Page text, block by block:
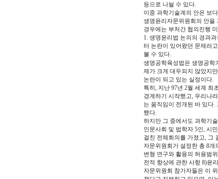
등으로 나뉠 수 있다.
이중 과학기술계의 안은 보
생명윤리자문위원회의 안을
경우에는 부처간 협의진행
1. 생명윤리법 논의의 경과
터 논란이 있어왔던 문제라
볼 수 있다.
생명공학육성법은 생명공학
제가 크게 대두되지 않았지
논란이 되고 있는 실정이다.
특히, 지난 97년 2월 세계 최
경계하기 시작했고, 우리나
는 움직임이 전개된 바 있다
했다.
하지만 그 중에서도 과학기
인문사회 및 법학자 5인, 시
걸친 전체회의를 가졌고, 그
자문위원회가 설정한 총 8개
변형 연구와 활용의 허용범
전적 향상에 관한 사항 8)윤
자문위원회 참가자들은 이